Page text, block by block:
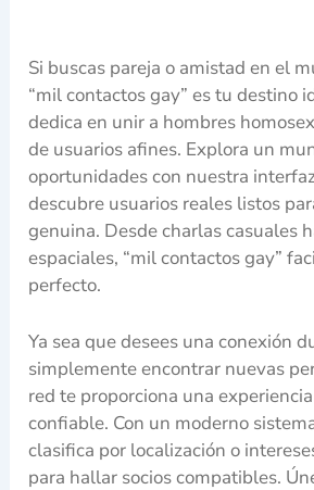
Si buscas pareja o amistad en el
“mil contactos gay” es tu destino
dedica en unir a hombres
de usuarios afines. Explora un
oportunidades con nuestra
descubre usuarios reales listos
genuina. Desde charlas casuales
espaciales, “mil contactos gay”
perfecto.
Ya sea que desees una conexión
simplemente encontrar nuevas
red te proporciona una
confiable. Con un moderno
clasifica por localización o
para hallar socios compatibles.